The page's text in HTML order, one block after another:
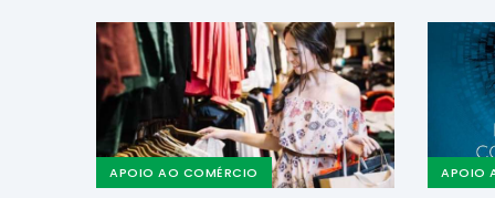
APOIO AO COMÉRCIO APOIO